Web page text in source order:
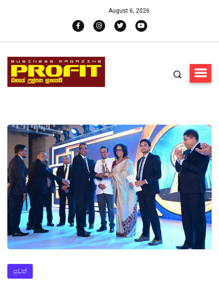
August 6, 2026
පුවත්